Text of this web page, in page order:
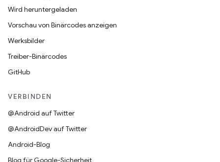
Wird heruntergeladen
Vorschau von Binärcodes anzeigen
Werksbilder
Treiber-Binärcodes
GitHub
VERBINDEN
@Android auf Twitter
@AndroidDev auf Twitter
Android-Blog
Blog für Google-Sicherheit